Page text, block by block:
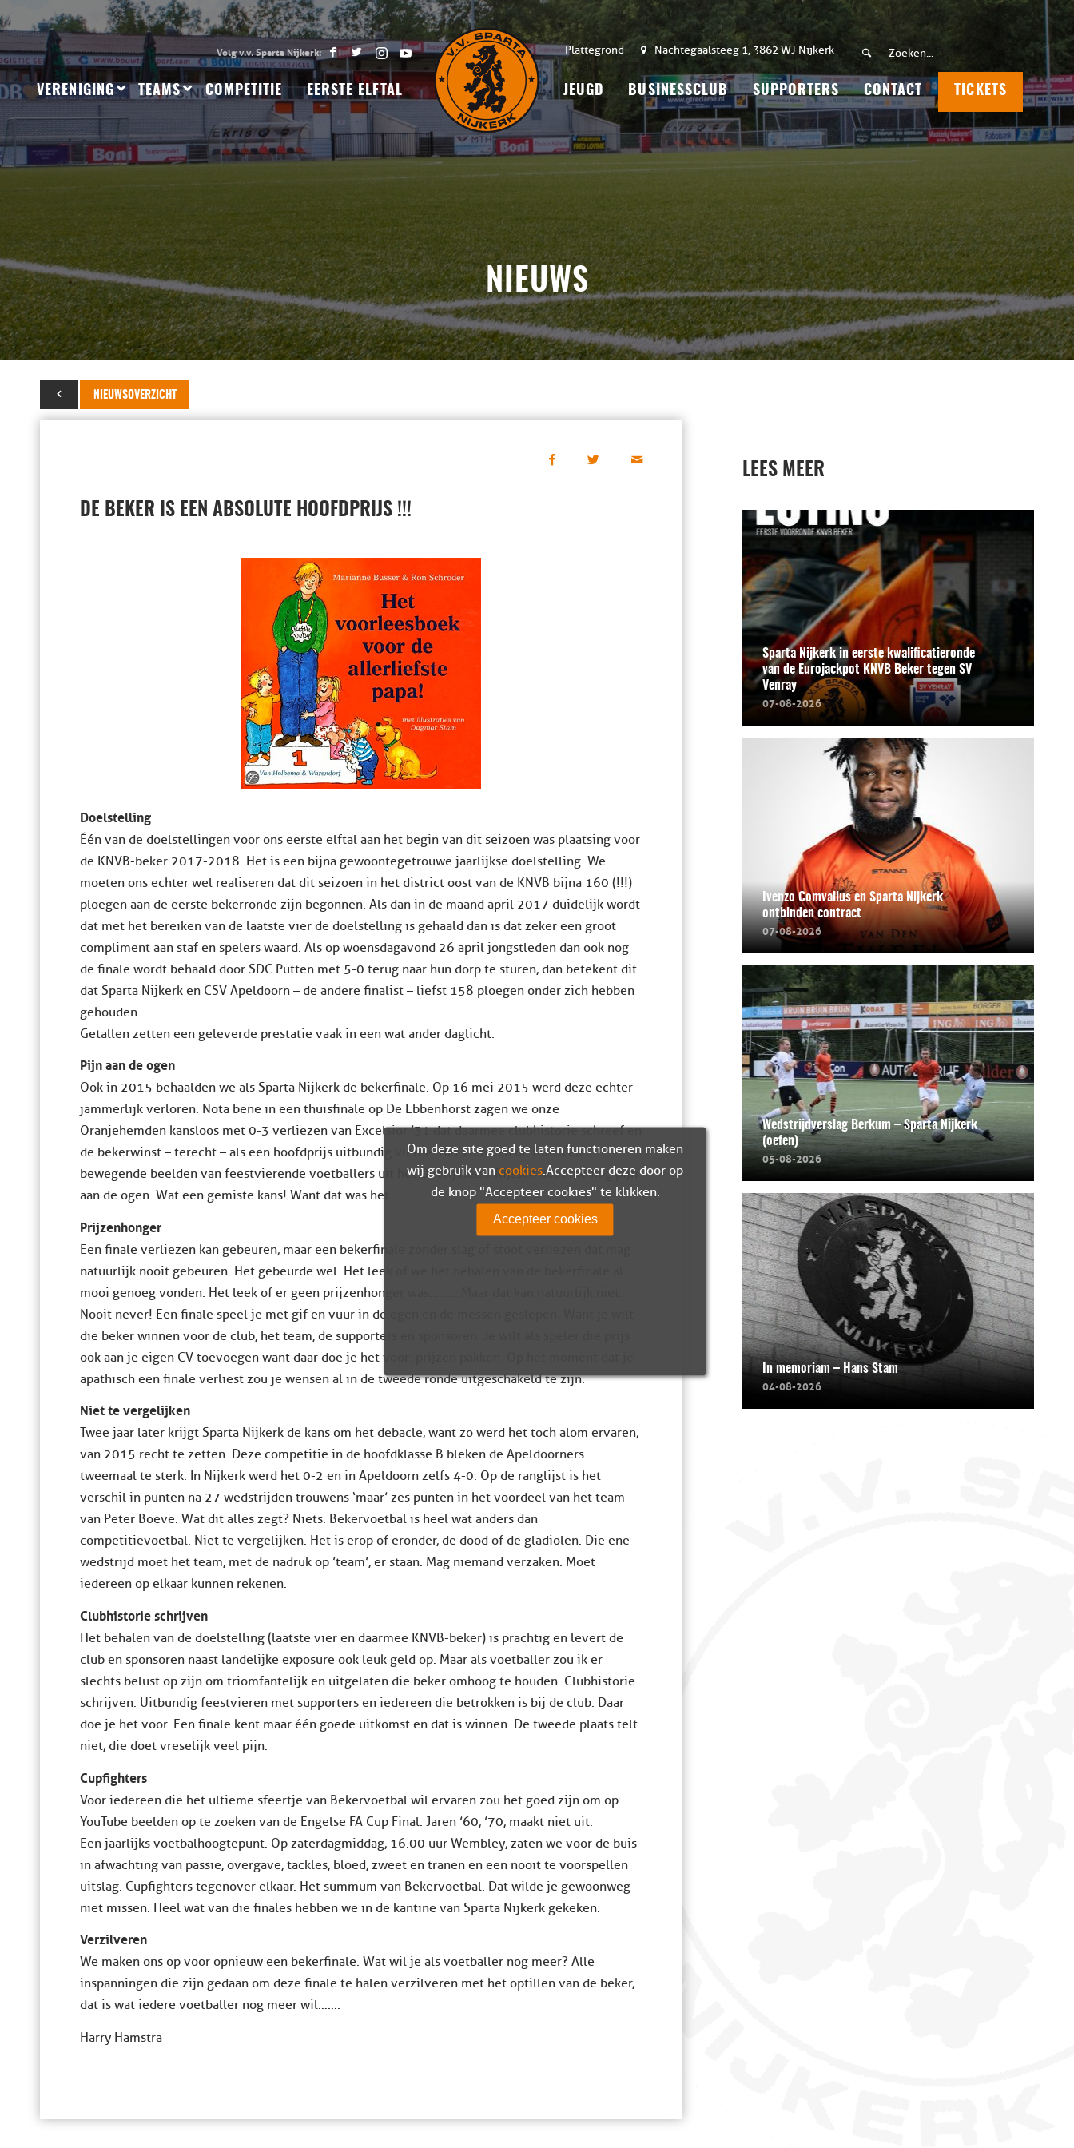
Plattegrond Nachtegaalsteeg 1, 3862 WJ Nijkerk
VERENIGING TEAMS COMPETITIE EERSTE ELFTAL JEUGD BUSINESSCLUB SUPPORTERS CONTACT TICKETS
NIEUWS
NIEUWSOVERZICHT
28 april 2017
DE BEKER IS EEN ABSOLUTE HOOFDPRIJS !!!
Doelstelling
Één van de doelstellingen voor ons eerste elftal aan het begin van dit seizoen was plaatsing voor
de KNVB-beker 2017-2018. Het is een bijna gewoontegetrouwe jaarlijkse doelstelling. We
moeten ons echter wel realiseren dat dit seizoen in het district oost van de KNVB bijna 160 (!!!)
ploegen aan de eerste bekerronde zijn begonnen. Als dan in de maand april 2017 duidelijk wordt
dat met het bereiken van de laatste vier de doelstelling is gehaald dan is dat zeker een groot
compliment aan staf en spelers waard. Als op woensdagavond 26 april jongstleden dan ook nog
de finale wordt behaald door SDC Putten met 5-0 terug naar hun dorp te sturen, dan betekent dit
dat Sparta Nijkerk en CSV Apeldoorn – de andere finalist – liefst 158 ploegen onder zich hebben
gehouden.
Getallen zetten een geleverde prestatie vaak in een wat ander daglicht.
Pijn aan de ogen
Ook in 2015 behaalden we als Sparta Nijkerk de bekerfinale. Op 16 mei 2015 werd deze echter
jammerlijk verloren. Nota bene in een thuisfinale op De Ebbenhorst zagen we onze
Oranjehemden kansloos met 0-3 verliezen van Excelsior ’31 dat daarmee clubhistorie schreef en
de bekerwinst – terecht – als een hoofdprijs uitbundig vierde. Het zien van de foto’s en
bewegende beelden van feestvierende voetballers uit het Overijsselse Rijssen doet me nog pijn
aan de ogen. Wat een gemiste kans! Want dat was het.
Prijzenhonger
Een finale verliezen kan gebeuren, maar een bekerfinale zonder slag of stoot verliezen dat mag
natuurlijk nooit gebeuren. Het gebeurde wel. Het leek of we het behalen van de bekerfinale al
mooi genoeg vonden. Het leek of er geen prijzenhonger was……….Maar dat kan natuurlijk niet.
Nooit never! Een finale speel je met gif en vuur in de ogen en de messen geslepen. Want je wilt
die beker winnen voor de club, het team, de supporters en sponsoren. Je wilt als speler die prijs
ook aan je eigen CV toevoegen want daar doe je het voor: prijzen pakken. Op het moment dat je
apathisch een finale verliest zou je wensen al in de tweede ronde uitgeschakeld te zijn.
Niet te vergelijken
Twee jaar later krijgt Sparta Nijkerk de kans om het debacle, want zo werd het toch alom ervaren,
van 2015 recht te zetten. Deze competitie in de hoofdklasse B bleken de Apeldoorners
tweemaal te sterk. In Nijkerk werd het 0-2 en in Apeldoorn zelfs 4-0. Op de ranglijst is het
verschil in punten na 27 wedstrijden trouwens ‘maar’ zes punten in het voordeel van het team
van Peter Boeve. Wat dit alles zegt? Niets. Bekervoetbal is heel wat anders dan
competitievoetbal. Niet te vergelijken. Het is erop of eronder, de dood of de gladiolen. Die ene
wedstrijd moet het team, met de nadruk op ’team’, er staan. Mag niemand verzaken. Moet
iedereen op elkaar kunnen rekenen.
Clubhistorie schrijven
Het behalen van de doelstelling (laatste vier en daarmee KNVB-beker) is prachtig en levert de
club en sponsoren naast landelijke exposure ook leuk geld op. Maar als voetballer zou ik er
slechts belust op zijn om triomfantelijk en uitgelaten die beker omhoog te houden. Clubhistorie
schrijven. Uitbundig feestvieren met supporters en iedereen die betrokken is bij de club. Daar
doe je het voor. Een finale kent maar één goede uitkomst en dat is winnen. De tweede plaats telt
niet, die doet vreselijk veel pijn.
Cupfighters
Voor iedereen die het ultieme sfeertje van Bekervoetbal wil ervaren zou het goed zijn om op
YouTube beelden op te zoeken van de Engelse FA Cup Final. Jaren ’60, ’70, maakt niet uit.
Een jaarlijks voetbalhoogtepunt. Op zaterdagmiddag, 16.00 uur Wembley, zaten we voor de buis
in afwachting van passie, overgave, tackles, bloed, zweet en tranen en een nooit te voorspellen
uitslag. Cupfighters tegenover elkaar. Het summum van Bekervoetbal. Dat wilde je gewoonweg
niet missen. Heel wat van die finales hebben we in de kantine van Sparta Nijkerk gekeken.
Verzilveren
We maken ons op voor opnieuw een bekerfinale. Wat wil je als voetballer nog meer? Alle
inspanningen die zijn gedaan om deze finale te halen verzilveren met het optillen van de beker,
dat is wat iedere voetballer nog meer wil…….
Harry Hamstra
LEES MEER
Sparta Nijkerk in eerste kwalificatieronde
van de Eurojackpot KNVB Beker tegen SV
Venray
07-08-2026
Ivenzo Comvalius en Sparta Nijkerk
ontbinden contract
07-08-2026
Wedstrijdverslag Berkum – Sparta Nijkerk
(oefen)
05-08-2026
In memoriam – Hans Stam
04-08-2026
Om deze site goed te laten functioneren maken
wij gebruik van cookies. Accepteer deze door op
de knop "Accepteer cookies" te klikken.
Accepteer cookies